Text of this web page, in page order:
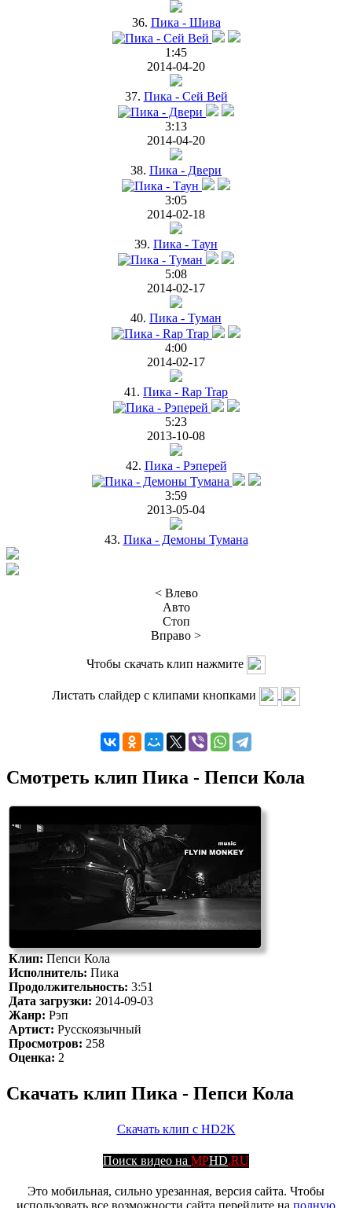
36. Пика - Шива
1:45
2014-04-20
37. Пика - Сей Вей
3:13
2014-04-20
38. Пика - Двери
3:05
2014-02-18
39. Пика - Таун
5:08
2014-02-17
40. Пика - Туман
4:00
2014-02-17
41. Пика - Rap Trap
5:23
2013-10-08
42. Пика - Рэперей
3:59
2013-05-04
43. Пика - Демоны Тумана
< Влево
Авто
Стоп
Вправо >
Чтобы скачать клип нажмите
Листать слайдер с клипами кнопками
Смотреть клип Пика - Пепси Кола
Клип:Пепси Кола
Исполнитель: Пика
Продолжительность: 3:51
Дата загрузки: 2014-09-03
Жанр: Рэп
Артист: Русскоязычный
Просмотров: 258
Оценка: 2
Скачать клип Пика - Пепси Кола
Скачать клип с HD2K
Поиск видео на MPHD.RU
Это мобильная, сильно урезанная, версия сайта. Чтобы